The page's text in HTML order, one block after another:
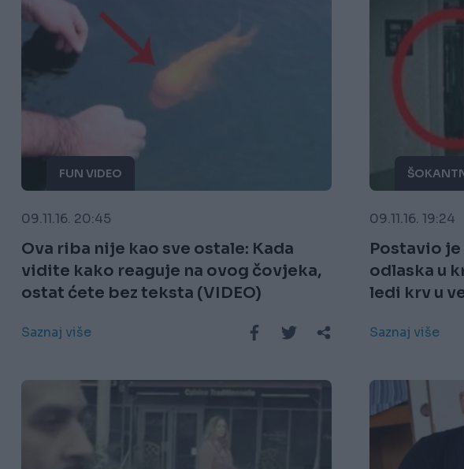
FUN VIDEO
09.11.16. 20:45
Ova riba nije kao sve ostale: Kada
vidite kako reaguje na ovog čovjeka,
ostat ćete bez teksta (VIDEO)
Saznaj više
09.11.16. 19:24
Postavio
odlaska u
ledi krv u
Saznaj više